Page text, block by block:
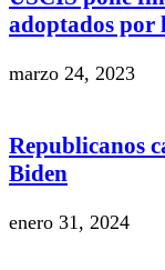
adoptados por
marzo 24, 2023
Republicanos
Biden
enero 31, 2024